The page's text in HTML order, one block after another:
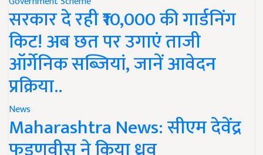
सरकार दे रही ₹10,000 की गार्डनिंग
किट! अब छत पर उगाएं ताजी
ऑर्गेनिक सब्जियां, जानें आवेदन
प्रक्रिया..
News
Maharashtra News: सीएम देवेंद्र